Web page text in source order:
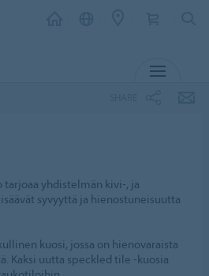
tarjoaa yhdistelmän kivi-, ja
syvyyttä ja hienostuneisuutta
kuosi, jossa on hienovaraista
Kaksi uutta speckled tile -kuosia